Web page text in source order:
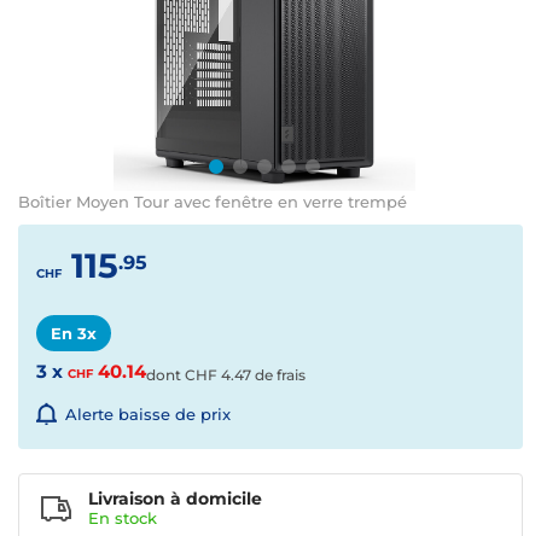
Boîtier Moyen Tour avec fenêtre en verre trempé
CHF 115.95
En 3x
3 x CHF40.14dont CHF 4.47 de frais
Alerte baisse de prix
Livraison à domicile
En stock